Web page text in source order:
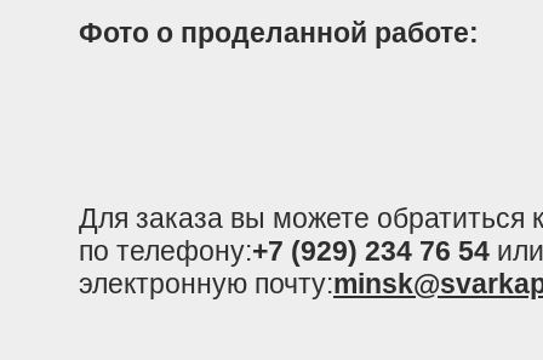
Фото о проделанной работе:
Для заказа вы можете
по телефону:+7 (929) 234 76 54
электронную почту: